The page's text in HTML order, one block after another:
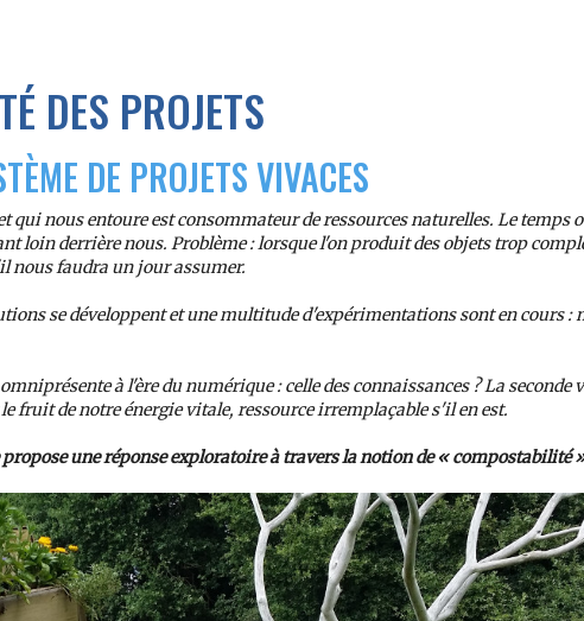
DES PROJETS
DE PROJETS VIVACES
nous entoure est consommateur de ressources naturelles. Le temps
loin derrière nous. Problème : lorsque l'on produit des objets trop
nous faudra un jour assumer.
se développent et une multitude d'expérimentations sont en cours :
à l'ère du numérique : celle des connaissances ? La seconde
fruit de notre énergie vitale, ressource irremplaçable s'il en est.
une réponse exploratoire à travers la notion de « compostabilité